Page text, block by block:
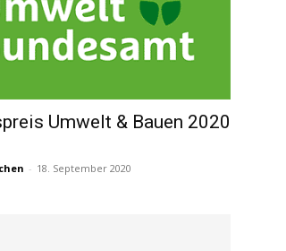
Umwelt & Bauen 2020
- 18. September 2020